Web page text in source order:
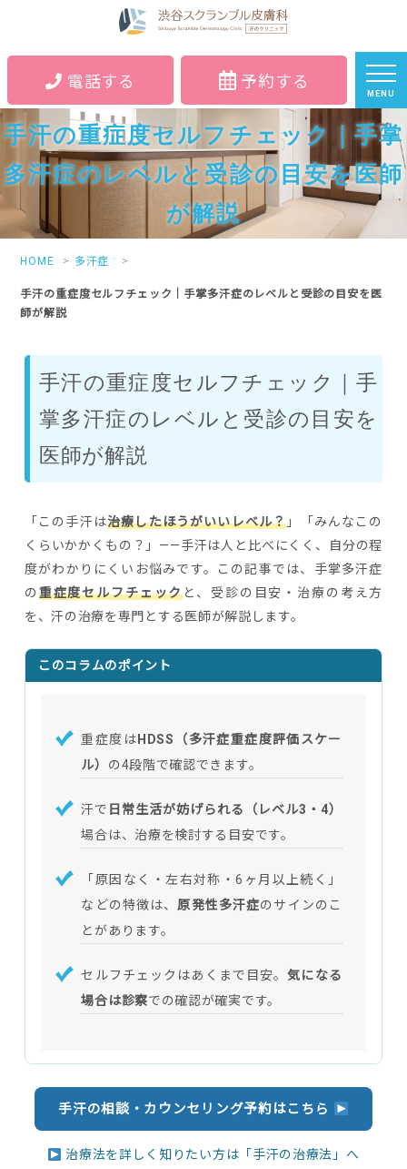
電話する 予約する
MENU
手汗の重症度セルフチェック｜手掌
多汗症のレベルと受診の目安を医師
が解説
HOME 多汗症
手汗の重症度セルフチェック｜手掌多汗症のレベルと受診の目安を医
師が解説
手汗の重症度セルフチェック｜手
掌多汗症のレベルと受診の目安を
医師が解説
「この手汗は治療したほうがいいレベル？ 」「みんなこの
くらいかかくもの？」——手汗は人と比べにくく、自分の程
度がわかりにくいお悩みです。この記事では、手掌多汗症
の 重症度セルフチェックと、受診の目安・治療の考え方
を、汗の治療を専門とする医師が解説します。
このコラムのポイント
重症度は HDSS（多汗症重症度評価スケー
ル） の4段階で確認できます。
汗で 日常生活が妨げられる（レベル3・4）
場合は、治療を検討する目安です。
「原因なく・左右対称・6ヶ月以上続く」
などの特徴は、 原発性多汗症のサインのこ
とがあります。
セルフチェックはあくまで目安。気になる
場合は診察での確認が確実です。
手汗の相談・カウンセリング予約はこちら
治療法を詳しく知りたい方は「手汗の治療法」へ